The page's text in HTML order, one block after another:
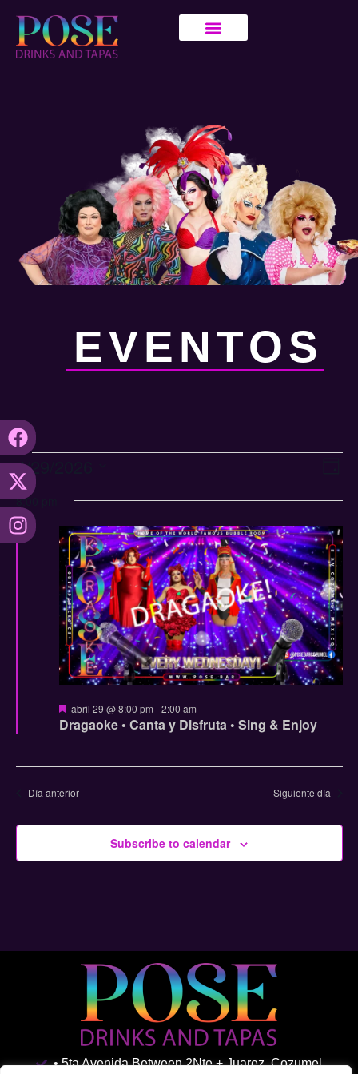
EVENTOS
de
de
4/29/2026
Seleccionar
fecha.
8:00 pm
Dragaoke • Canta y Disfruta • Sing & Enjoy
Destacadas
abril 29 @ 8:00 pm -2:00 am
Día anterior Siguiente día
Subscribe to calendar
• 5ta Avenida Between 2Nte + Juarez, Cozumel